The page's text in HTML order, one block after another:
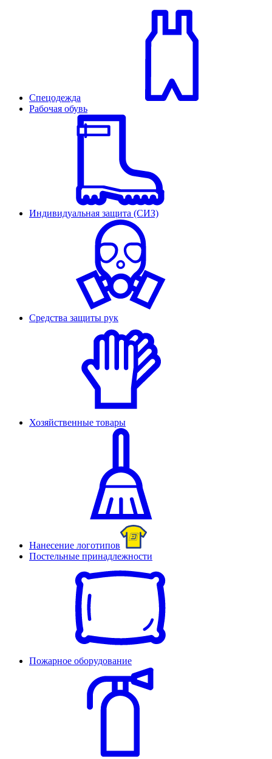
Спецодежда
Рабочая обувь
Индивидуальная защита (СИЗ)
Средства защиты рук
Хозяйственные товары
Нанесение логотипов
Постельные принадлежности
Пожарное оборудование